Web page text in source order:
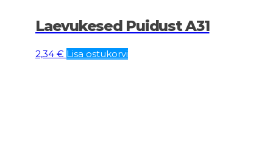
Laevukesed Puidust A31
2,34 € Lisa ostukorvi